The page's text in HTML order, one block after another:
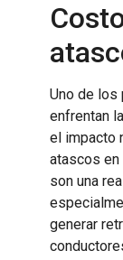
Uno de
enfrentan
el impacto
atascos
son una
generar